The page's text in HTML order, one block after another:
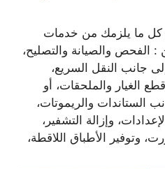
كل ما يلزمك من خدمات
: الفحص والصيانة والتصليح،
جانب النقل السريع،
الغيار والملحقات، أو
الستاندات والريموتات،
وإزالة التشفير،
وتوفير الأطباق اللاقطة،